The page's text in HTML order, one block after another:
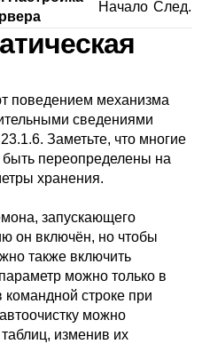
Начало След.
поведением механизма
сведениями
. Заметьте, что многие
быть переопределены на
хранения.
запускающего
он включён, но чтобы
также включить
можно только в
командной строке при
можно
изменив их